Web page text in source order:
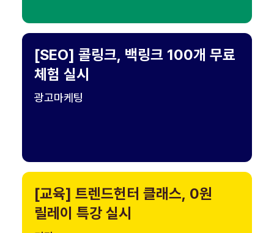
[SEO] 콜링크, 백링크 100개 무료
체험 실시
광고마케팅
[교육] 트렌드헌터 클래스, 0원
릴레이 특강 실시